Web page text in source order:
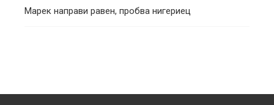
Марек направи равен, пробва нигериец